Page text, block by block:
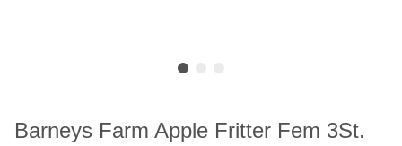
Barneys Farm Apple Fritter Fem 3St.